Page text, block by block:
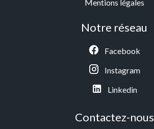
Mentions légales
Notre réseau
Facebook
Instagram
Linkedin
Contactez-nous